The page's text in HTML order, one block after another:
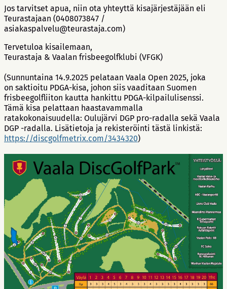
Jos tarvitset apua, niin ota yhteyttä kisajärjestäjään eli
Teurastajaan (0408073847 /
asiakaspalvelu@teurastaja.com)
Tervetuloa kisailemaan,
Teurastaja & Vaalan frisbeegolfklubi (VFGK)
(Sunnuntaina 14.9.2025 pelataan Vaala Open 2025, joka
on saktioitu PDGA-kisa, johon siis vaaditaan Suomen
frisbeegolfliiton kautta hankittu PDGA-kilpailulisenssi.
Tämä kisa pelattaan haastavammalla
ratakokonaisuudella: Oulujärvi DGP pro-radalla sekä Vaala
DGP -radalla. Lisätietoja ja rekisteröinti tästä linkistä:
https://discgolfmetrix.com/3434320)